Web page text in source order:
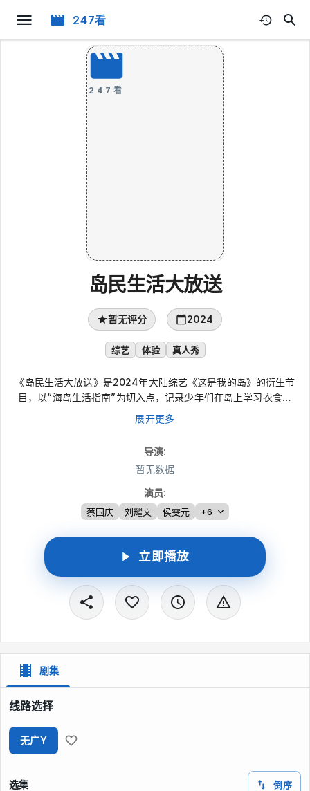
247看
247看
岛民生活大放送
暂无评分 2024
综艺 体验 真人秀
《岛民生活大放送》是2024年大陆综艺《这是我的岛》的衍生节
目，以“海岛生活指南”为切入点，记录少年们在岛上学习衣食住
行、适应环境和处理集体生活的过程。节目从“吃喝拉撒”的日常细
节延伸到建设“我的岛”，展现他们从不适应海岛生活到逐渐得心应
生存群像和轻松有趣的闲暇片段。
展开更多
导演:
暂无数据
演员:
蔡国庆 刘耀文 侯雯元 +6
立即播放
剧集
线路选择
无广Y
选集 倒序